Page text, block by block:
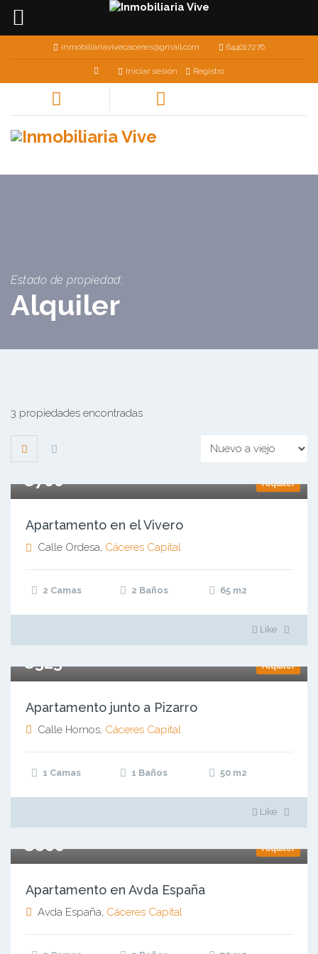
inmobiliariavivecaceres@gmail.com 644017276
Iniciar sesión Registro
Estado de propiedad:
Alquiler
3 propiedades encontradas
Alquiler
€700
Apartamento en el Vivero
Calle Ordesa, Cáceres Capital
2 Camas 2 Baños 65 m2
Like
Alquiler
€525
Apartamento junto a Pizarro
Calle Hornos, Cáceres Capital
1 Camas 1 Baños 50 m2
Like
Alquiler
€800
Apartamento en Avda España
Avda España, Cáceres Capital